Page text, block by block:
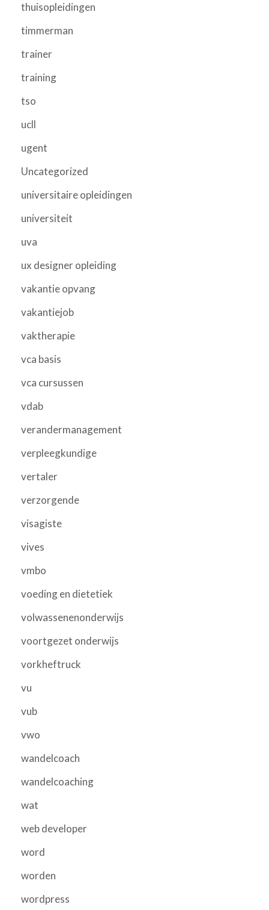
thuisopleidingen
timmerman
trainer
training
tso
ucll
ugent
Uncategorized
universitaire opleidingen
universiteit
uva
ux designer opleiding
vakantie opvang
vakantiejob
vaktherapie
vca basis
vca cursussen
vdab
verandermanagement
verpleegkundige
vertaler
verzorgende
visagiste
vives
vmbo
voeding en dietetiek
volwassenenonderwijs
voortgezet onderwijs
vorkheftruck
vu
vub
vwo
wandelcoach
wandelcoaching
wat
web developer
word
worden
wordpress